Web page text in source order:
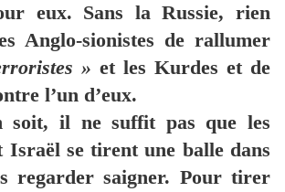
eux. Sans la Russie, rien
Anglo-sionistes de rallumer
» et les Kurdes et de
l’un d’eux.
soit, il ne suffit pas que les
Israël se tirent une balle dans
regarder saigner. Pour tirer